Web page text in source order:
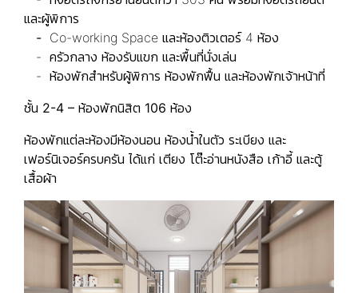
และผู้พิการ
- Co-working Space และห้องติวเตอร์ 4 ห้อง
- ครัวกลาง ห้องรับแขก และพื้นที่นั่งเล่น
- ห้องพักสำหรับผู้พิการ ห้องพักฟื้น และห้องพักเจ้าหน้าที่
ชั้น 2-4 – ห้องพักนิสิต 106 ห้อง
ห้องพักแต่ละห้องมีห้องนอน ห้องน้ำในตัว ระเบียง และ
เฟอร์นิเจอร์ครบครัน ได้แก่ เตียง โต๊ะอ่านหนังสือ เก้าอี้ และตู้
เสื้อผ้า